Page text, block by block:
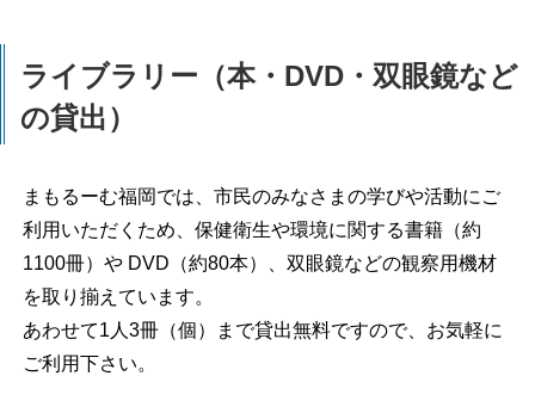
ライブラリー（本・DVD・双眼鏡など
の貸出）
まもるーむ福岡では、市民のみなさまの学びや活動にご
利用いただくため、保健衛生や環境に関する書籍（約
1100冊）や DVD（約80本）、双眼鏡などの観察用機材
を取り揃えています。
あわせて1人3冊（個）まで貸出無料ですので、お気軽に
ご利用下さい。